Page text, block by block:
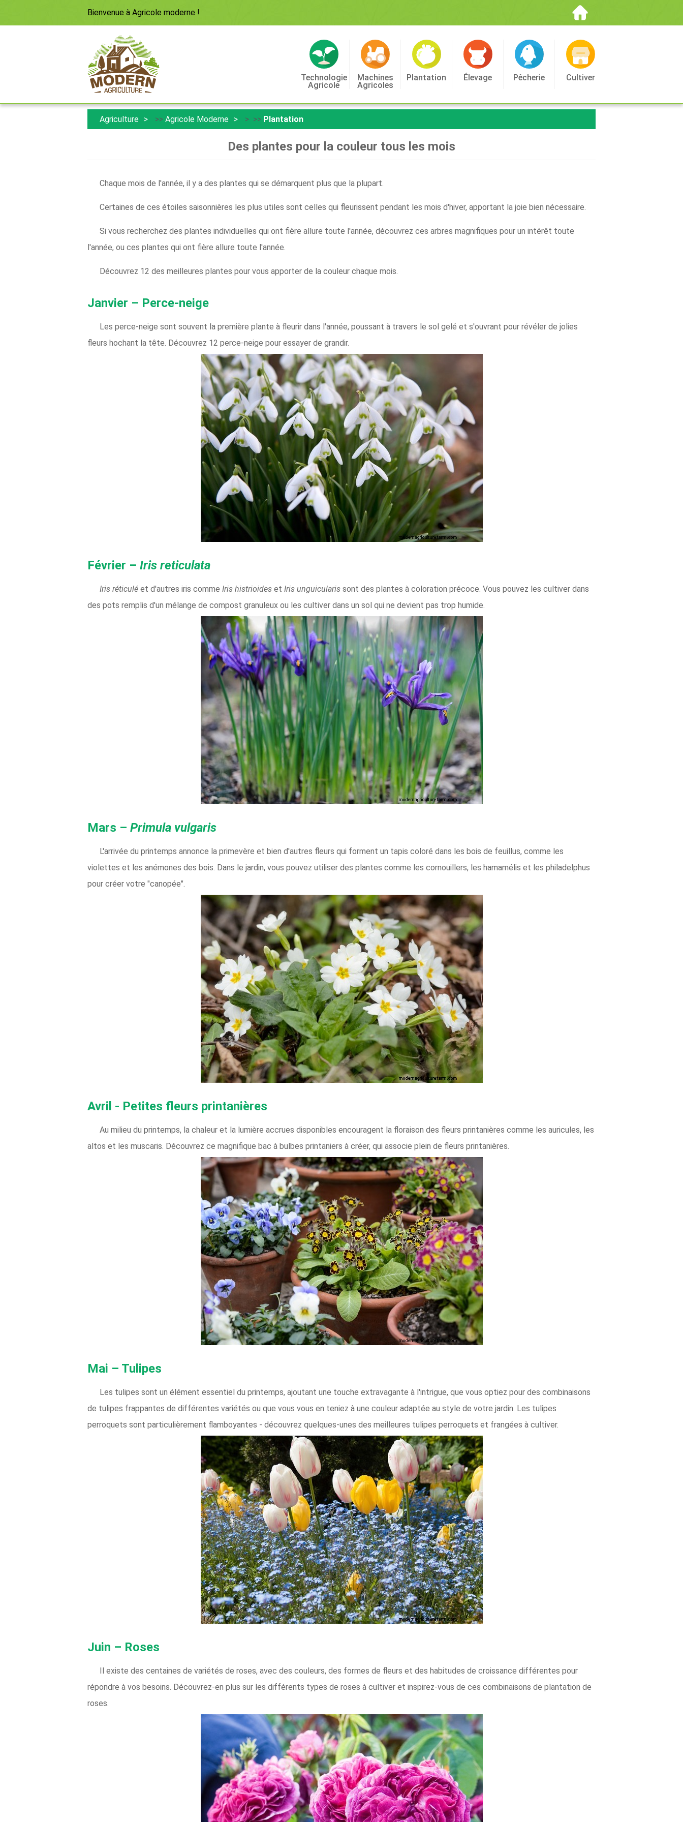
Bienvenue à Agricole moderne !
Technologie
Agricole
Machines
Agricoles
Plantation Élevage Pêcherie Cultiver
Agriculture >> Agricole Moderne > >> Plantation
Des plantes pour la couleur tous les mois
Chaque mois de l'année, il y a des plantes qui se démarquent plus que la plupart.
Certaines de ces étoiles saisonnières les plus utiles sont celles qui fleurissent pendant les mois d'hiver, apportant la joie bien nécessaire.
Si vous recherchez des plantes individuelles qui ont fière allure toute l'année, découvrez ces arbres magnifiques pour un intérêt toute
l'année, ou ces plantes qui ont fière allure toute l'année.
Découvrez 12 des meilleures plantes pour vous apporter de la couleur chaque mois.
Janvier – Perce-neige
Les perce-neige sont souvent la première plante à fleurir dans l'année, poussant à travers le sol gelé et s'ouvrant pour révéler de jolies
fleurs hochant la tête. Découvrez 12 perce-neige pour essayer de grandir.
Février – Iris reticulata
Iris réticulé et d'autres iris comme Iris histrioides et Iris unguicularis sont des plantes à coloration précoce. Vous pouvez les cultiver dans
des pots remplis d'un mélange de compost granuleux ou les cultiver dans un sol qui ne devient pas trop humide.
Mars – Primula vulgaris
L'arrivée du printemps annonce la primevère et bien d'autres fleurs qui forment un tapis coloré dans les bois de feuillus, comme les
violettes et les anémones des bois. Dans le jardin, vous pouvez utiliser des plantes comme les cornouillers, les hamamélis et les philadelphus
pour créer votre "canopée".
Avril - Petites fleurs printanières
Au milieu du printemps, la chaleur et la lumière accrues disponibles encouragent la floraison des fleurs printanières comme les auricules, les
altos et les muscaris. Découvrez ce magnifique bac à bulbes printaniers à créer, qui associe plein de fleurs printanières.
Mai – Tulipes
Les tulipes sont un élément essentiel du printemps, ajoutant une touche extravagante à l'intrigue, que vous optiez pour des combinaisons
de tulipes frappantes de différentes variétés ou que vous vous en teniez à une couleur adaptée au style de votre jardin. Les tulipes
perroquets sont particulièrement flamboyantes - découvrez quelques-unes des meilleures tulipes perroquets et frangées à cultiver.
Juin – Roses
Il existe des centaines de variétés de roses, avec des couleurs, des formes de fleurs et des habitudes de croissance différentes pour
répondre à vos besoins. Découvrez-en plus sur les différents types de roses à cultiver et inspirez-vous de ces combinaisons de plantation de
roses.